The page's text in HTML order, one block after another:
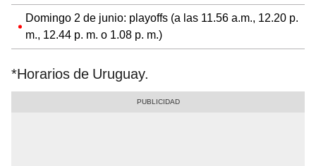
Domingo 2 de junio: playoffs (a las 11.56 a.m., 12.20 p.
m., 12.44 p. m. o 1.08 p. m.)
*Horarios de Uruguay.